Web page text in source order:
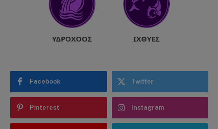
ΥΔΡΟΧΌΟΣ ΙΧΘΎΕΣ
Facebook Twitter
Pinterest Instagram